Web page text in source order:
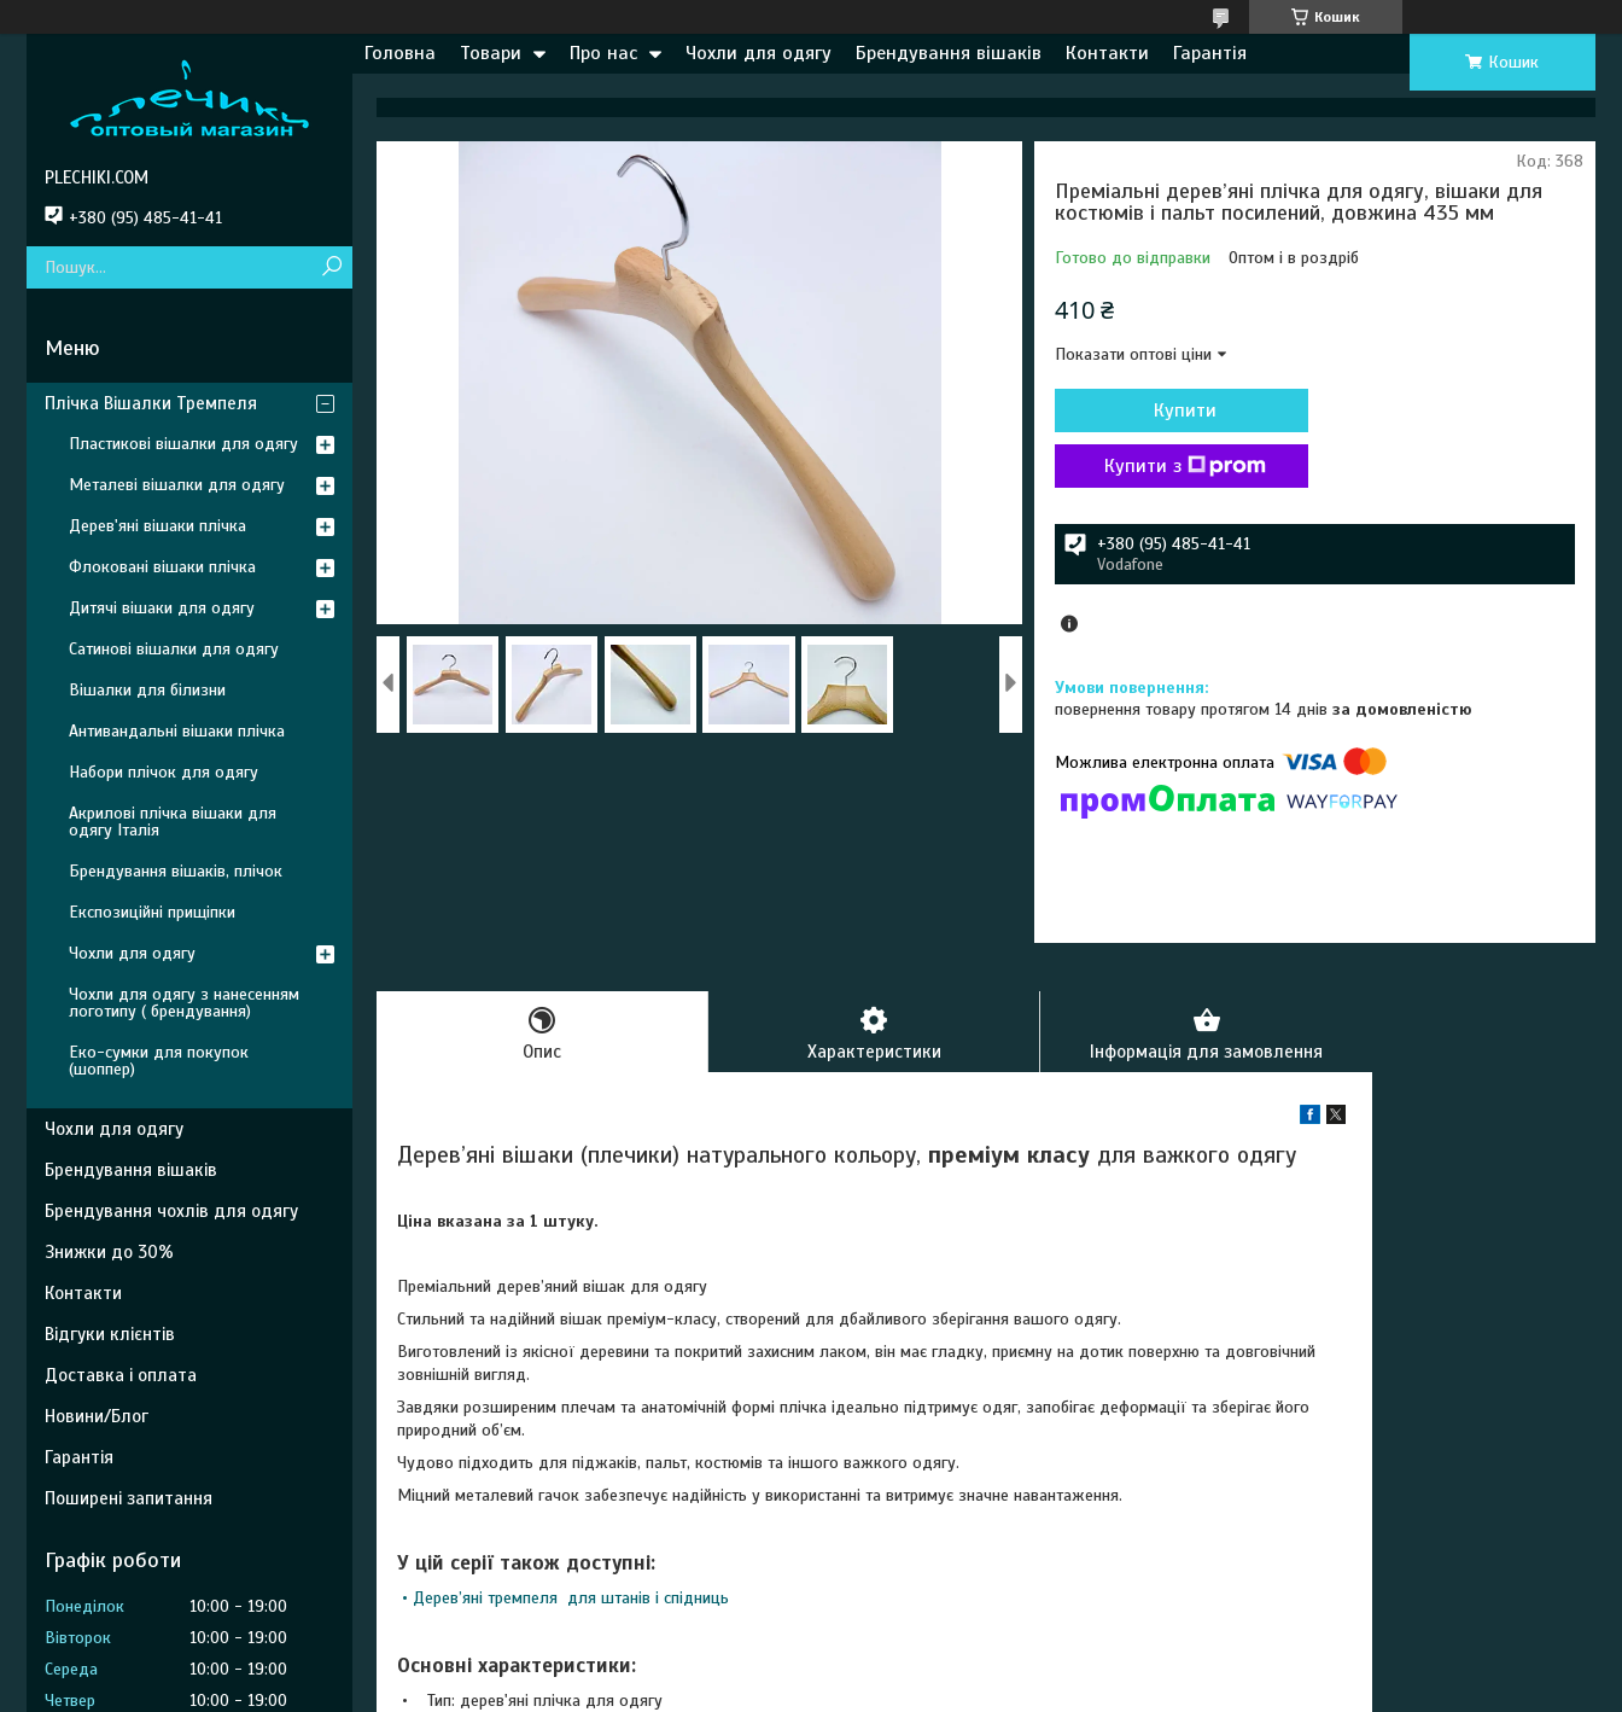
Кошик
Головна Товари Про нас Чохли для одягу Брендування вішаків Контакти Гарантія Кошик
Преміальні дерев’яні плічка для одягу, вішаки для
костюмів і пальт посилений, довжина 435 мм
Готово до відправки Оптом і в роздріб
Код: 368
410 ₴
Показати оптові ціни
Купити
Купити з
+380 (95) 485-41-41
Vodafone
повернення товару протягом 14 днівза домовленістю
Опис Характеристики Інформація для замовлення
Дерев’яні вішаки (плечики) натурального кольору, преміум класу для важкого одягу
Ціна вказана за 1 штуку.
Преміальний дерев’яний вішак для одягу
Стильний та надійний вішак преміум-класу, створений для дбайливого зберігання вашого одягу.
Виготовлений із якісної деревини та покритий захисним лаком, він має гладку, приємну на дотик поверхню та довговічний
зовнішній вигляд.
Завдяки розширеним плечам та анатомічній формі плічка ідеально підтримує одяг, запобігає деформації та зберігає його
природний об’єм.
Чудово підходить для піджаків, пальт, костюмів та іншого важкого одягу.
Міцний металевий гачок забезпечує надійність у використанні та витримує значне навантаження.
У цій серії також доступні:
• Дерев’яні тремпеля для штанів і спідниць
Основні характеристики:
• Тип: дерев'яні плічка для одягу
PLECHIKI.COM
+380 (95) 485-41-41
Плічка Вішалки Тремпеля
Пластикові вішалки для одягу
Металеві вішалки для одягу
Дерев'яні вішаки плічка
Флоковані вішаки плічка
Дитячі вішаки для одягу
Сатинові вішалки для одягу
Вішалки для білизни
Антивандальні вішаки плічка
Набори плічок для одягу
Акрилові плічка вішаки для
одягу Італія
Брендування вішаків, плічок
Експозиційні прищіпки
Чохли для одягу
Чохли для одягу з нанесенням
логотипу ( брендування)
Еко-сумки для покупок
(шоппер)
Чохли для одягу
Брендування вішаків
Брендування чохлів для одягу
Знижки до 30%
Контакти
Відгуки клієнтів
Доставка і оплата
Новини/Блог
Гарантія
Поширені запитання
Графік роботи
Понеділок 10:00
19:00
Вівторок
10:00
19:00
Середа
10:00
19:00
Четвер
10:00
19:00